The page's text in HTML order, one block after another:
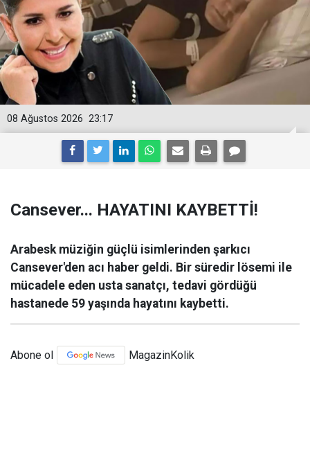
23:17
08 Ağustos 2026
Cansever... HAYATINI KAYBETTİ!
Arabesk müziğin güçlü isimlerinden şarkıcı
Cansever'den acı haber geldi. Bir süredir lösemi ile
mücadele eden usta sanatçı, tedavi gördüğü
hastanede 59 yaşında hayatını kaybetti.
Abone ol MagazinKolik